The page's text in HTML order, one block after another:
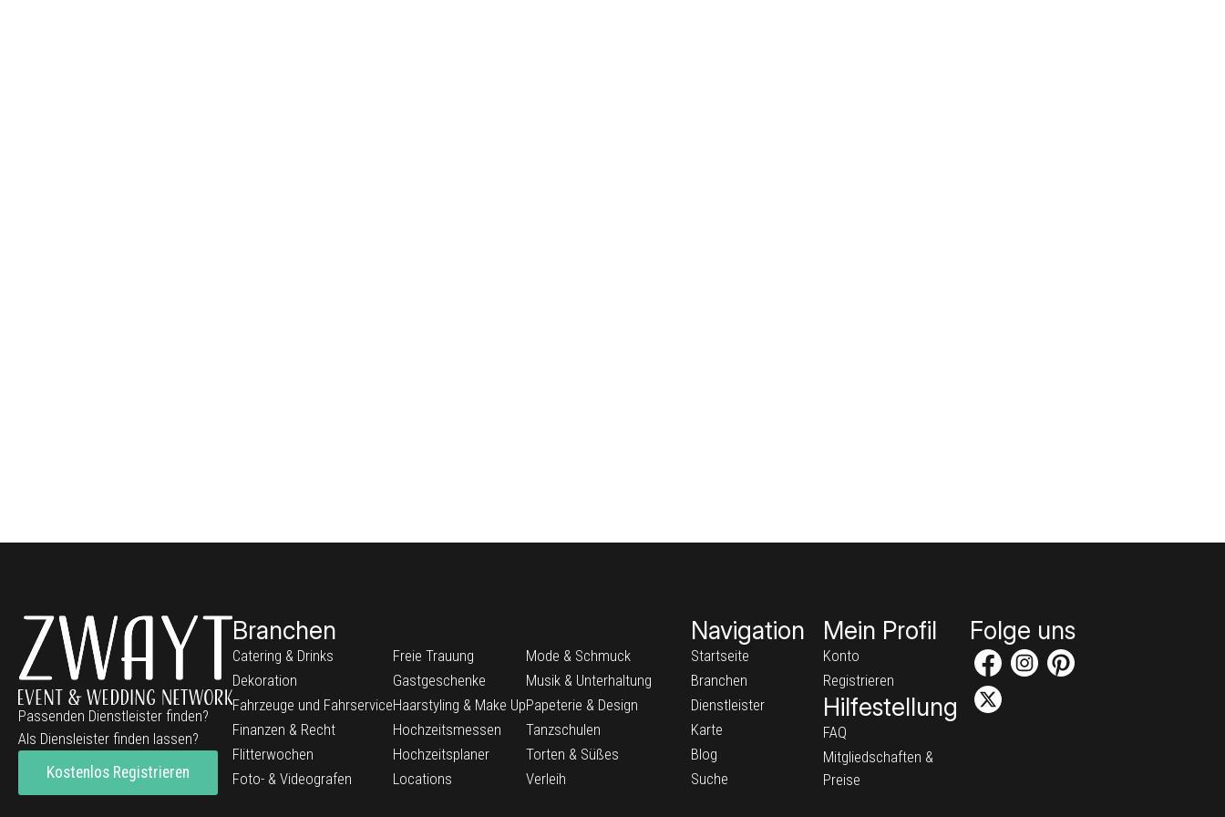
Passenden Dienstleister finden?
Als Diensleister finden lassen?
Kostenlos Registrieren
Branchen
Catering & Drinks
Dekoration
Fahrzeuge und Fahrservice
Finanzen & Recht
Flitterwochen
Foto- & Videografen
Freie Trauung
Gastgeschenke
Haarstyling & Make Up
Hochzeitsmessen
Hochzeitsplaner
Locations
Mode & Schmuck
Musik & Unterhaltung
Papeterie & Design
Tanzschulen
Torten & Süßes
Verleih
Navigation
Startseite
Branchen
Dienstleister
Karte
Blog
Suche
Mein Profil
Konto
Registrieren
Hilfestellung
FAQ
Mitgliedschaften &
Preise
Folge uns